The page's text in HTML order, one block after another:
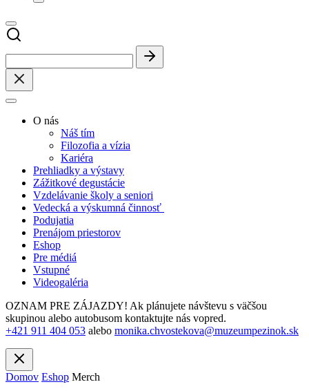
O nás
Náš tím
Filozofia a vízia
Kariéra
Prehliadky a výstavy
Zážitkové degustácie
Vzdelávanie školy a seniori
Vedecká a výskumná činnosť
Podujatia
Prenájom priestorov
Eshop
Pre médiá
Vstupné
Videogaléria
OZNAM PRE ZÁJAZDY! Ak plánujete návštevu s väčšou
skupinou alebo autobusom kontaktujte nás vopred.
+421 911 404 053 alebo monika.chvostekova@muzeumpezinok.sk
Domov Eshop Merch